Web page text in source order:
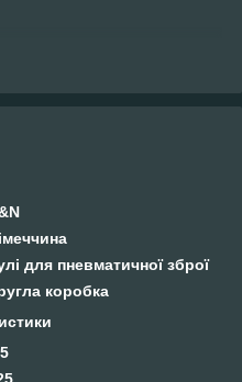
для пневматичної зброї
коробка